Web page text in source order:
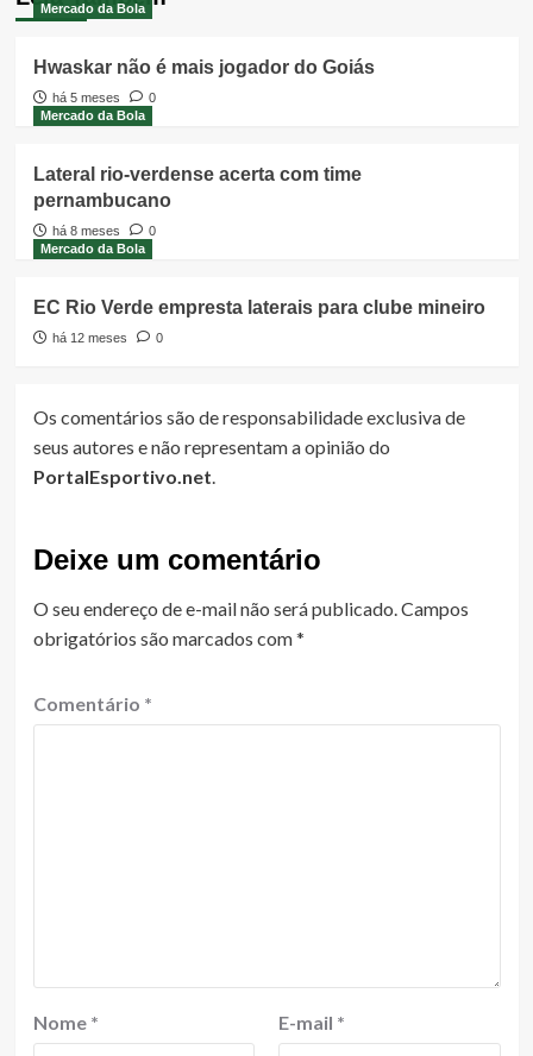
Mercado da Bola
Hwaskar não é mais jogador do Goiás
há 5 meses
0
Mercado da Bola
Lateral rio-verdense acerta com time
pernambucano
há 8 meses
0
Mercado da Bola
EC Rio Verde empresta laterais para clube mineiro
há 12 meses 0
Os comentários são de responsabilidade exclusiva de
seus autores e não representam a opinião do
PortalEsportivo.net.
Deixe um comentário
O seu endereço de e-mail não será publicado.Campos
obrigatórios são marcados com*
Comentário *
Nome * E-mail *